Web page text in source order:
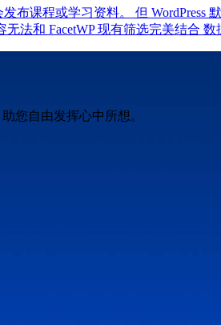
布课程或学习资料。 但
法和 FacetWP 现有筛选完美结合
您自由发挥心中所想。